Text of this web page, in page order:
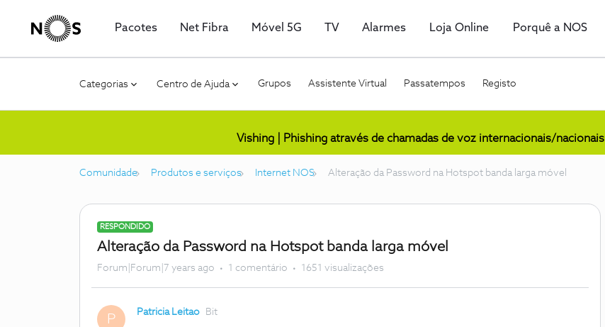
Pacotes Net Fibra Móvel 5G TV Alarmes Loja Online Porquê a NOS
Categorias Centro de Ajuda Grupos Assistente Virtual Passatempos Registo
Vishing | Phishing através de chamadas de voz internacionais/nacionais
Comunidade Produtos e serviços Internet NOS Alteração da Password na Hotspot banda larga móvel
RESPONDIDO
Alteração da Password na Hotspot banda larga móvel
Forum|Forum|7 years ago 1 comentário 1651 visualizações
P Patricia Leitao Bit